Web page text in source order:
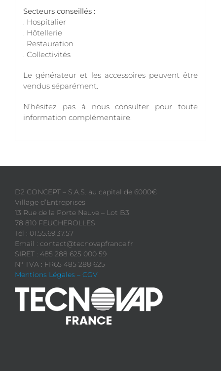
Secteurs conseillés :
. Hospitalier
. Hôtellerie
. Restauration
. Collectivités
Le générateur et les accessoires peuvent être
vendus séparément.
N’hésitez pas à nous consulter pour toute
information complémentaire.
D2 CONCEPT – S.A.S. au capital de 6000€
Village d’Entreprises
13 Rue de la Porte Neuve – Lot B3
78 810 FEUCHEROLLES
Tél : 01.55.69.37.57
Email : contact@tecnovapfrance.fr
SIRET : 485 288 625 000 59
N° TVA : FR65 485 288 625
Mentions Légales – CGV